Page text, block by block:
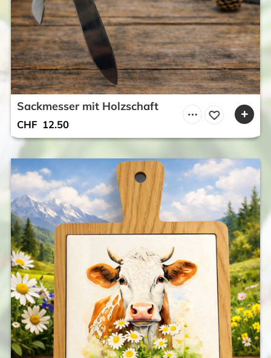
Sackmesser mit Holzschaft
CHF 12.50